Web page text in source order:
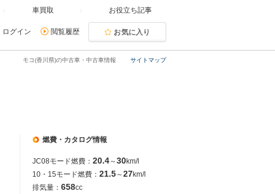
車買取 お役立ち記事
ログイン 閲覧履歴 お気に入り
サイトマップ
モコ(香川県)の中古車・中古車情報
燃費・カタログ情報
JC08モード燃費： 20.4～30km/l
10・15モード燃費： 21.5～27km/l
排気量： 658cc